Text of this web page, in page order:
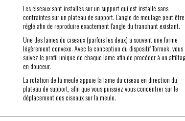
Les ciseaux sont installés sur un support qui est installé sans
contraintes sur un plateau de support. L'angle de meulage peut être
réglé afin de reproduire exactement l'angle du tranchant existant.
Une des lames du ciseaux (parfois les deux) a souvent une forme
légèrement convexe. Avec la conception du dispositif Tormek, vous
suivez le profil unique de chaque lame afin de procéder à un
en douceur.
La rotation de la meule appuie la lame du ciseau en direction du
plateau de support, afin que vous puissiez vous concentrer sur le
déplacement des ciseaux sur la meule.